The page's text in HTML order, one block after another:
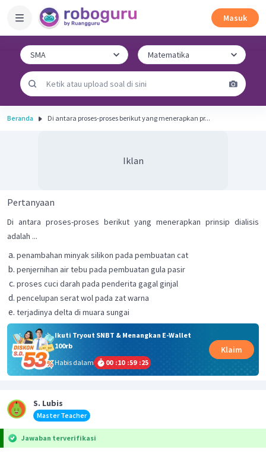
Masuk
Beranda Di antara proses-proses berikut yang menerapkan pr...
Iklan
Pertanyaan
Di antara proses-proses berikut yang menerapkan prinsip dialisis
adalah ...
penambahan minyak silikon pada pembuatan cat
penjernihan air tebu pada pembuatan gula pasir
proses cuci darah pada penderita gagal ginjal
pencelupan serat wol pada zat warna
terjadinya delta di muara sungai
Ikuti Tryout SNBT & Menangkan E-Wallet
100rb
Habis dalam
00 :10 :59 :25
Klaim
S. Lubis
Master Teacher
Jawaban terverifikasi